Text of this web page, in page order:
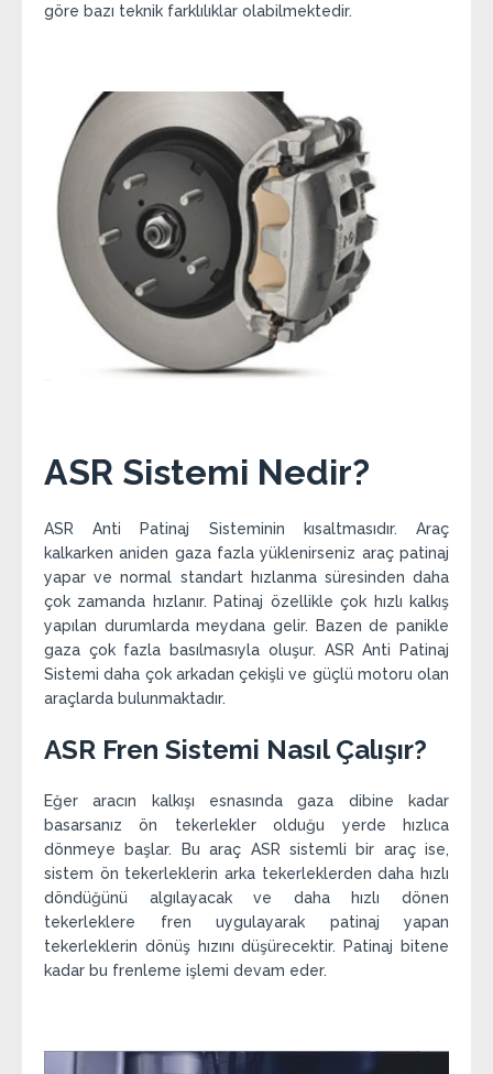
göre bazı teknik farklılıklar olabilmektedir.
ASR Sistemi Nedir?
ASR Anti Patinaj Sisteminin kısaltmasıdır. Araç
kalkarken aniden gaza fazla yüklenirseniz araç patinaj
yapar ve normal standart hızlanma süresinden daha
çok zamanda hızlanır. Patinaj özellikle çok hızlı kalkış
yapılan durumlarda meydana gelir. Bazen de panikle
gaza çok fazla basılmasıyla oluşur. ASR Anti Patinaj
Sistemi daha çok arkadan çekişli ve güçlü motoru olan
araçlarda bulunmaktadır.
ASR Fren Sistemi Nasıl Çalışır?
Eğer aracın kalkışı esnasında gaza dibine kadar
basarsanız ön tekerlekler olduğu yerde hızlıca
dönmeye başlar. Bu araç ASR sistemli bir araç ise,
sistem ön tekerleklerin arka tekerleklerden daha hızlı
döndüğünü algılayacak ve daha hızlı dönen
tekerleklere fren uygulayarak patinaj yapan
tekerleklerin dönüş hızını düşürecektir. Patinaj bitene
kadar bu frenleme işlemi devam eder.